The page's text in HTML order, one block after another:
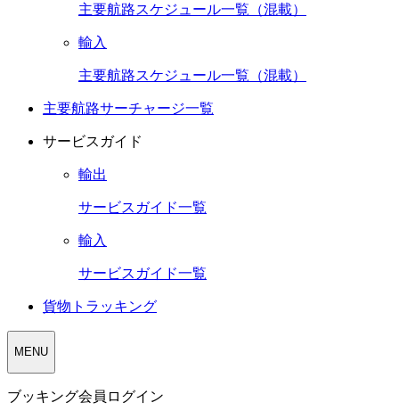
主要航路スケジュール一覧（混載）
輸入
主要航路スケジュール一覧（混載）
主要航路サーチャージ一覧
サービスガイド
輸出
サービスガイド一覧
輸入
サービスガイド一覧
貨物トラッキング
MENU
ブッキング会員ログイン